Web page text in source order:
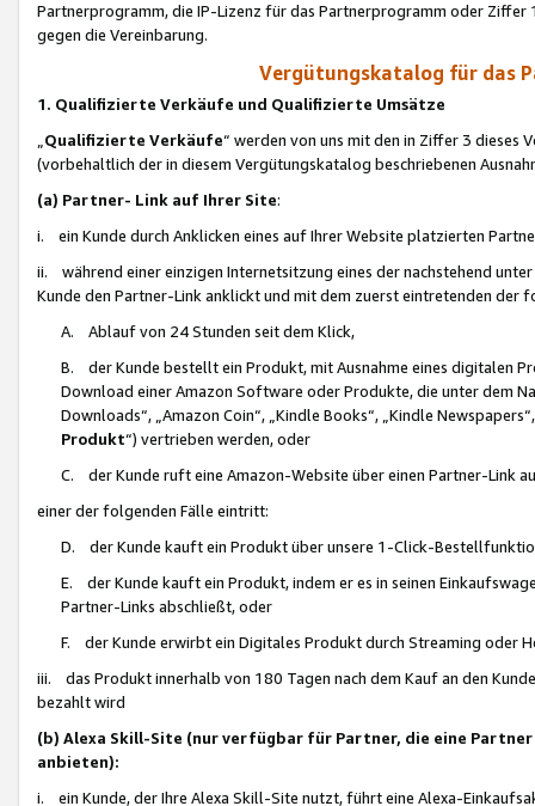
Partnerprogramm, die IP-Lizenz für das Partnerprogramm oder
gegen die Vereinbarung.
Vergütungskatalog für das
1. Qualifizierte Verkäufe und Qualifizierte Umsätze
Qualifizierte Verkäufe“ werden von uns mit den in Ziffer 3
(vorbehaltlich der in diesem Vergütungskatalog beschriebenen
(a) Partner- Link auf Ihrer Site:
i. ein Kunde durch Anklicken eines auf Ihrer Website platzierten
ii. während einer einzigen Internetsitzung eines der nachstehend
Kunde den Partner-Link anklickt und mit dem zuerst eintretenden der
A. Ablauf von 24 Stunden seit dem Klick,
B. der Kunde bestellt ein Produkt, mit Ausnahme eines digitalen
Download einer Amazon Software oder Produkte, die unter dem
Downloads“, „Amazon Coin“, „Kindle Books“, „Kindle
Produkt“) vertrieben werden, oder
C. der Kunde ruft eine Amazon-Website über einen Partner-Link
einer der folgenden Fälle eintritt:
D. der Kunde kauft ein Produkt über unsere 1-Click-
E. der Kunde kauft ein Produkt, indem er es in seinen
Partner-Links abschließt, oder
F. der Kunde erwirbt ein Digitales Produkt durch Streaming oder
iii. das Produkt innerhalb von 180 Tagen nach dem Kauf an den
bezahlt wird
(b) Alexa Skill-Site (nur verfügbar für Partner, die eine
anbieten):
i. ein Kunde, der Ihre Alexa Skill-Site nutzt, führt eine Alexa-